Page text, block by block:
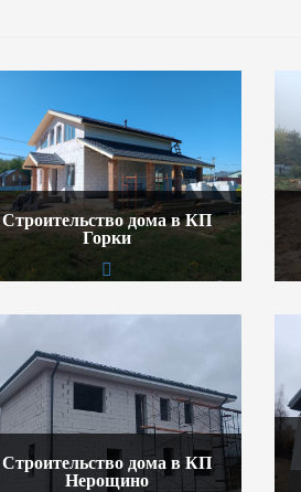
Строительство дома в КП
Горки
Строительство дома в КП
Нерощино